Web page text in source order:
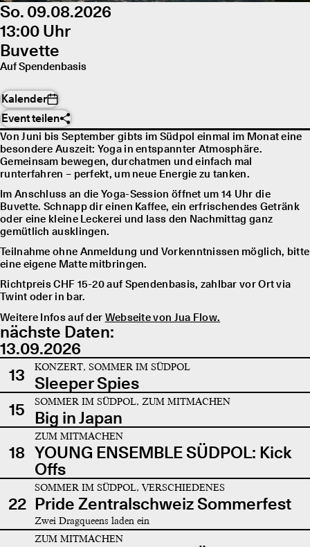
So. 09.08.2026
13:00 Uhr
Buvette
Auf Spendenbasis
Kalender
Event teilen
Von Juni bis September gibts im Südpol einmal im Monat eine
besondere Auszeit: Yoga in entspannter Atmosphäre.
Gemeinsam bewegen, durchatmen und einfach mal
runterfahren – perfekt, um neue Energie zu tanken.
Im Anschluss an die Yoga-Session öffnet um 14 Uhr die
Buvette. Schnapp dir einen Kaffee, ein erfrischendes Getränk
oder eine kleine Leckerei und lass den Nachmittag ganz
gemütlich ausklingen.
Teilnahme ohne Anmeldung und Vorkenntnissen möglich, bitte
eine eigene Matte mitbringen.
Richtpreis CHF 15-20 auf Spendenbasis, zahlbar vor Ort via
Twint oder in bar.
Weitere Infos auf der Webseite von Jua Flow.
nächste Daten:
13.09.2026
13
KONZERT, SOMMER IM SÜDPOL
Sleeper Spies
15
SOMMER IM SÜDPOL, ZUM MITMACHEN
Big in Japan
18
ZUM MITMACHEN
YOUNG ENSEMBLE SÜDPOL: Kick
Offs
22
SOMMER IM SÜDPOL, VERSCHIEDENES
Pride Zentralschweiz Sommerfest
Zwei Dragqueens laden ein
ZUM MITMACHEN